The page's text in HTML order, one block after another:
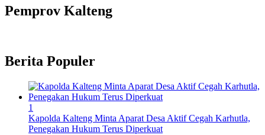
Pemprov Kalteng
Berita Populer
1
Kapolda Kalteng Minta Aparat Desa Aktif Cegah Karhutla,
Penegakan Hukum Terus Diperkuat